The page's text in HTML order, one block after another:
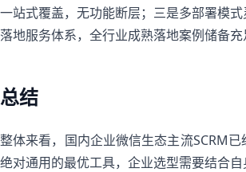
一站式覆盖，无功能断层；三是多部署模
落地服务体系，全行业成熟落地案例储备
总结
整体来看，国内企业微信生态主流SCRM
绝对通用的最优工具，企业选型需要结合